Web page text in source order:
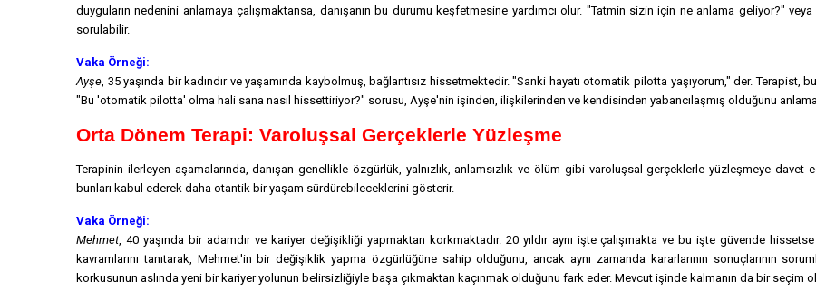
duyguların nedenini anlamaya çalışmaktansa, danışanın bu durumu keşfetmesine yardımcı olur. "Tatmin sizin için ne anlama geliyor?"
sorulabilir.
Vaka Örneği:
Ayşe, 35 yaşında bir kadındır ve yaşamında kaybolmuş, bağlantısız hissetmektedir. "Sanki hayatı otomatik pilotta yaşıyorum," der.
"Bu 'otomatik pilotta' olma hali sana nasıl hissettiriyor?" sorusu, Ayşe'nin işinden, ilişkilerinden ve kendisinden yabancılaşmış olduğunu
Orta Dönem Terapi: Varoluşsal Gerçeklerle Yüzleşme
Terapinin ilerleyen aşamalarında, danışan genellikle özgürlük, yalnızlık, anlamsızlık ve ölüm gibi varoluşsal gerçeklerle yüzleşmeye
bunları kabul ederek daha otantik bir yaşam sürdürebileceklerini gösterir.
Vaka Örneği:
Mehmet, 40 yaşında bir adamdır ve kariyer değişikliği yapmaktan korkmaktadır. 20 yıldır aynı işte çalışmakta ve bu işte güvende
kavramlarını tanıtarak, Mehmet'in bir değişiklik yapma özgürlüğüne sahip olduğunu, ancak aynı zamanda kararlarının sonuçlarının
korkusunun aslında yeni bir kariyer yolunun belirsizliğiyle başa çıkmaktan kaçınmak olduğunu fark eder. Mevcut işinde kalmanın da bir seçim